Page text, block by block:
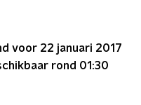
voor 22 januari 2017
rond 01:30